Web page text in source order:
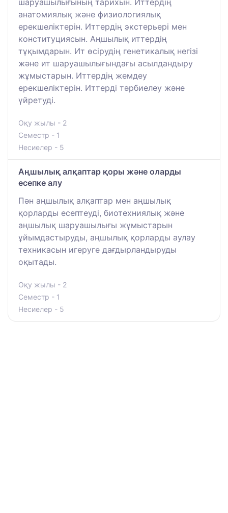
шаруашылығының тарихын. Иттердің
анатомиялық және физиологиялық
ерекшеліктерін. Иттердің экстерьері мен
конституциясын. Аңшылық иттердің
тұқымдарын. Ит өсірудің генетикалық негізі
және ит шаруашылығындағы асылдандыру
жұмыстарын. Иттердің жемдеу
ерекшеліктерін. Иттерді тәрбиелеу және
үйретуді.
Оқу жылы - 2
Семестр - 1
Несиелер - 5
Аңшылық алқаптар қоры және оларды
есепке алу
Пән аңшылық алқаптар мен аңшылық
қорларды есептеуді, биотехниялық және
аңшылық шаруашылығы жұмыстарын
ұйымдастыруды, аңшылық қорларды аулау
техникасын игеруге дағдырландыруды
оқытады.
Оқу жылы - 2
Семестр - 1
Несиелер - 5